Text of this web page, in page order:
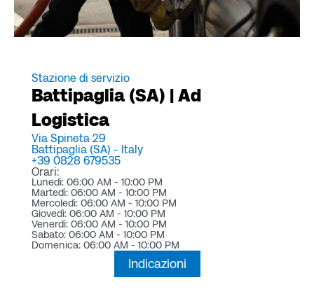
Stazione di servizio
Battipaglia (SA) | Ad
Logistica
Via Spineta 29
Battipaglia (SA) - Italy
+39 0828 679535
Orari:
Lunedì: 06:00 AM - 10:00 PM
Martedì: 06:00 AM - 10:00 PM
Mercoledì: 06:00 AM - 10:00 PM
Giovedì: 06:00 AM - 10:00 PM
Venerdì: 06:00 AM - 10:00 PM
Sabato: 06:00 AM - 10:00 PM
Domenica: 06:00 AM - 10:00 PM
Indicazioni